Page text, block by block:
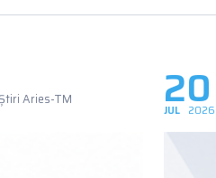
Aries-TM 20
JUL 2026